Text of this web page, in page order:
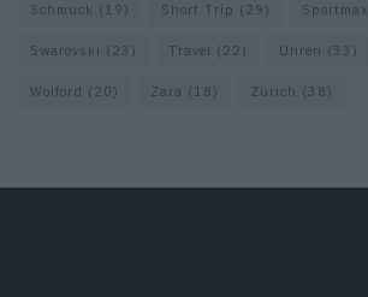
Schmuck (19) Short Trip (29) Sportmax
Swarovski (23) Travel (22) Uhren (33)
Wolford (20) Zara (18) Zürich (38)